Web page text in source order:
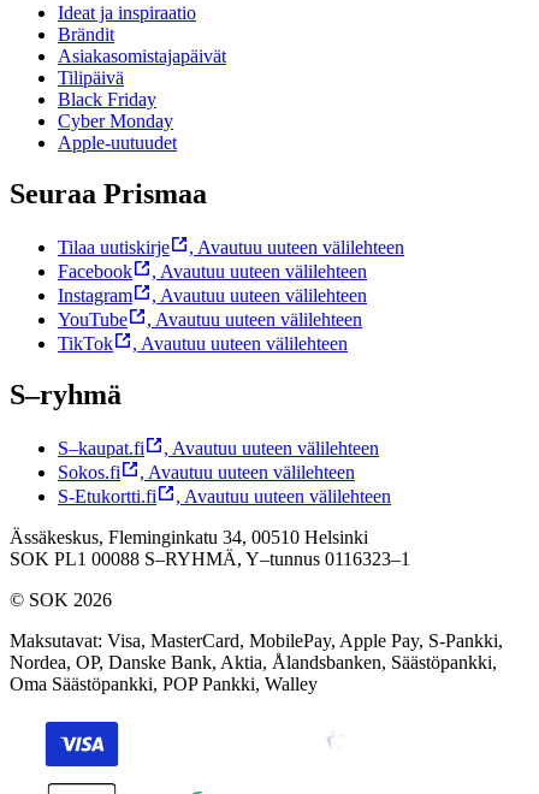
Ideat ja inspiraatio
Brändit
Asiakasomistajapäivät
Tilipäivä
Black Friday
Cyber Monday
Apple-uutuudet
Seuraa Prismaa
Tilaa uutiskirje , Avautuu uuteen välilehteen
Facebook
, Avautuu uuteen välilehteen
Instagram
, Avautuu uuteen välilehteen
YouTube
, Avautuu uuteen välilehteen
TikTok
, Avautuu uuteen välilehteen
S–ryhmä
S–kaupat.fi , Avautuu uuteen välilehteen
Sokos.fi
, Avautuu uuteen välilehteen
S-Etukortti.fi
, Avautuu uuteen välilehteen
Ässäkeskus, Fleminginkatu 34, 00510 Helsinki
SOK PL1 00088 S–RYHMÄ, Y–tunnus 0116323–1
© SOK 2026
Maksutavat: Visa, MasterCard, MobilePay, Apple Pay, S-Pankki,
Nordea, OP, Danske Bank, Aktia, Ålandsbanken, Säästöpankki,
Oma Säästöpankki, POP Pankki, Walley